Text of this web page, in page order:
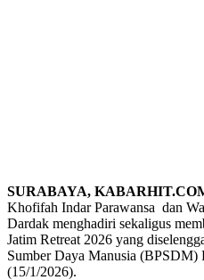
SURABAYA,
Khofifah Indar Parawansa dan
Dardak menghadiri sekaligus
Jatim Retreat 2026 yang
Sumber Daya Manusia (BPSDM)
(15/1/2026).